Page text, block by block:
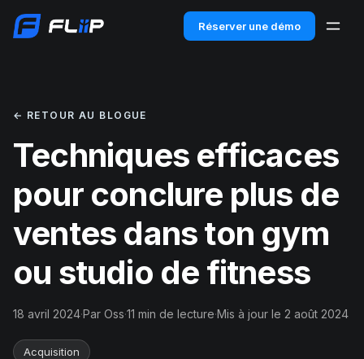
Réserver une démo
← RETOUR AU BLOGUE
Techniques efficaces
pour conclure plus de
ventes dans ton gym
ou studio de fitness
18 avril 2024·Par Oss·11 min de lecture·Mis à jour le 2 août 2024
Acquisition